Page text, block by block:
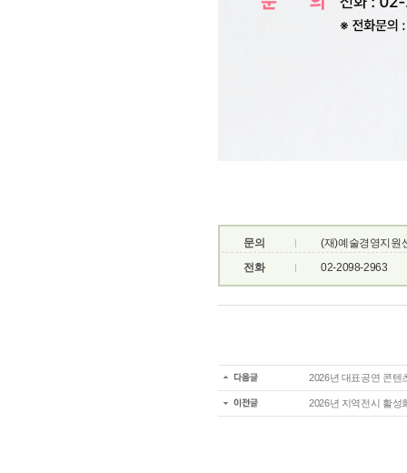
문의
(재)예술경영지원
전화
02-2098-2963
2026년 대표공연 콘텐
2026년 지역전시 활성